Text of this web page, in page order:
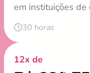
em instituições
30 horas
12x de